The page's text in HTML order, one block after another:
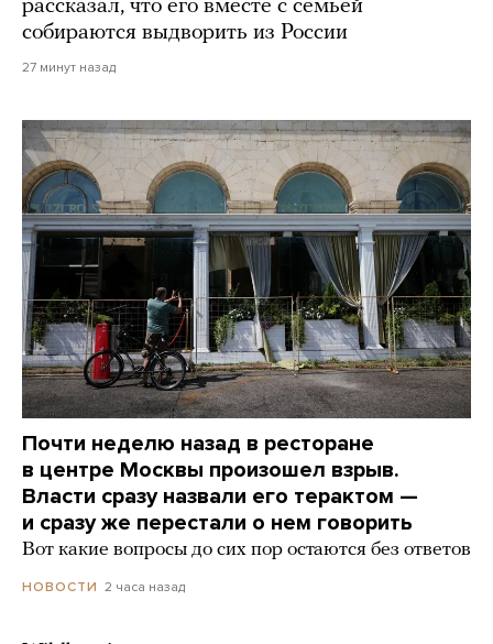
рассказал, что его вместе с семьей
собираются выдворить из России
27 минут назад
Почти неделю назад в ресторане
в центре Москвы произошел взрыв.
Власти сразу назвали его терактом —
и сразу же перестали о нем говорить
Вот какие вопросы до сих пор остаются без ответов
НОВОСТИ 2 часа назад